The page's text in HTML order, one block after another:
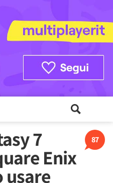
87
7
Enix
usare